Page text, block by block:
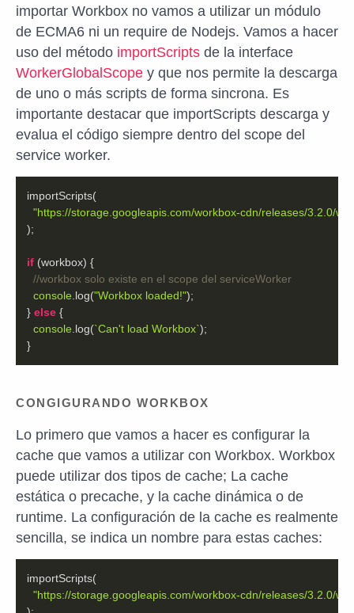
importar Workbox no vamos a utilizar un módulo
de ECMA6 ni un require de Nodejs. Vamos a hacer
uso del método importScripts de la interface
WorkerGlobalScope y que nos permite la descarga
de uno o más scripts de forma sincrona. Es
importante destacar que importScripts descarga y
evalua el código siempre dentro del scope del
service worker.
"https://storage.googleapis.com/workbox-cdn/releases/3.2.0/
if
//workbox solo existe en el scope del serviceWorker
console .log("Workbox loaded!"
} else
console .log(`Can't load Workbox`
}
CONGIGURANDO WORKBOX
Lo primero que vamos a hacer es configurar la
cache que vamos a utilizar con Workbox. Workbox
puede utilizar dos tipos de cache; La cache
estática o precache, y la cache dinámica o de
runtime. La configuración de la cache es realmente
sencilla, se indica un nombre para estas caches:
"https://storage.googleapis.com/workbox-cdn/releases/3.2.0/